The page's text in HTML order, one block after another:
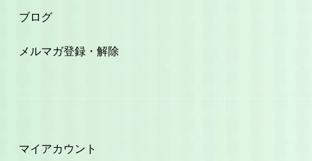
ブログ
メルマガ登録・解除
マイアカウント